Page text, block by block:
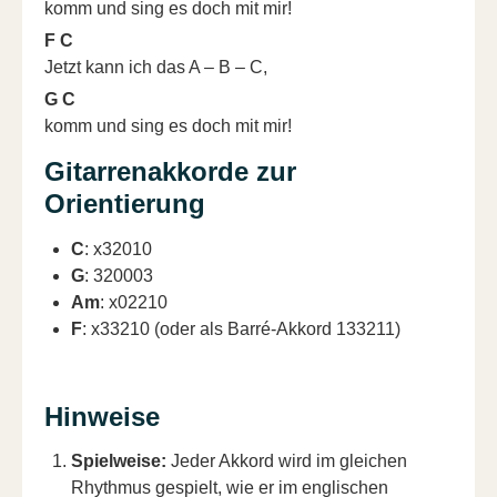
komm und sing es doch mit mir!
F C
Jetzt kann ich das A – B – C,
G C
komm und sing es doch mit mir!
Gitarrenakkorde zur
Orientierung
C: x32010
G: 320003
Am: x02210
F: x33210 (oder als Barré-Akkord 133211)
Hinweise
Spielweise: Jeder Akkord wird im gleichen
Rhythmus gespielt, wie er im englischen